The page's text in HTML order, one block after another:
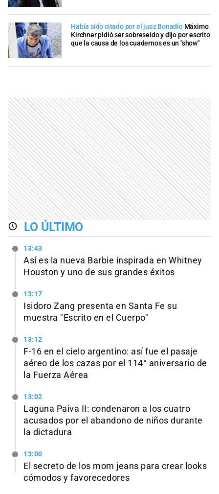
Había sido citado por el juez Bonadío Máximo
Kirchner pidió ser sobreseído y dijo por escrito
que la causa de los cuadernos es un "show"
LO ÚLTIMO
13:43
Así es la nueva Barbie inspirada en Whitney
Houston y uno de sus grandes éxitos
13:17
Isidoro Zang presenta en Santa Fe su
muestra "Escrito en el Cuerpo"
13:12
F-16 en el cielo argentino: así fue el pasaje
aéreo de los cazas por el 114° aniversario de
la Fuerza Aérea
13:02
Laguna Paiva II: condenaron a los cuatro
acusados por el abandono de niños durante
la dictadura
13:00
El secreto de los mom jeans para crear looks
cómodos y favorecedores